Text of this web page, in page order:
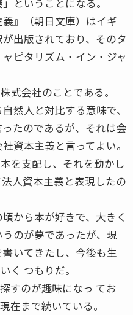
』（朝日文庫）はイギ
出版されており、そのタ
ピタリズム・イン・ジャ
式会社のことである。
然人と対比する意味で、
たのであるが、それは会
資本主義と言ってよい。
を支配し、それを動かし
人資本主義と表現したの
から本が好きで、大きく
のが夢であったが、現
いてきたし、今後も生
く つもりだ。
すのが趣味になっ てお
在まで続いている。